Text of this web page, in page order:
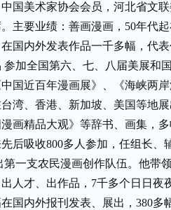
国美术家协会会员，河北省文
主要业绩：善画漫画， 50年代起
国内外发表作品一千多幅，代
参加全国第六、七、八届美展和
中国近百年漫画展》、《海峡两
湾、香港、新加坡、美国等地展
画精品大观》等辞书、画集，多
后吸收800多人参加，任组长、
第一支农民漫画创作队伍。他带
人才、出作品， 7千多个日日夜
国内外报刊发表、展出， 380多